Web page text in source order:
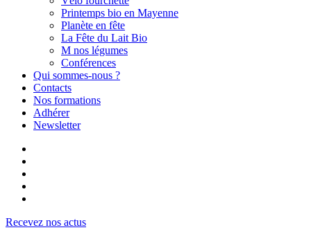
Printemps bio en Mayenne
Planète en fête
La Fête du Lait Bio
M nos légumes
Conférences
Qui sommes-nous ?
Contacts
Nos formations
Adhérer
Newsletter
Recevez nos actus